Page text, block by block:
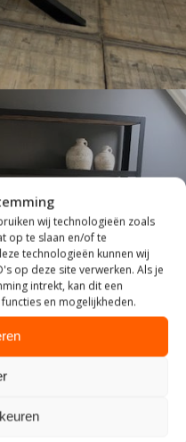
wij technologieën zoals
op te slaan en/of te
technologieën kunnen wij
op deze site verwerken. Als je
intrekt, kan dit een
en mogelijkheden.